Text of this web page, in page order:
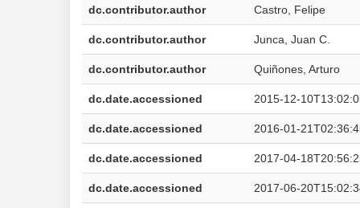
dc.contributor.author Castro, Felipe
dc.contributor.author Junca, Juan C.
dc.contributor.author Quiñones, Arturo
dc.date.accessioned 2015-12-
dc.date.accessioned 2016-01-
dc.date.accessioned 2017-04-
dc.date.accessioned 2017-06-